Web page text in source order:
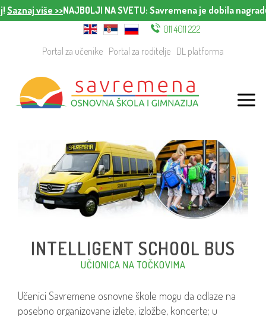
Saznaj više >>NAJBOLJI NA SVETU: Savremena je dobila
011 4011 222
Portal za učenike Portal za roditelje DL platforma
INTELLIGENT SCHOOL BUS
UČIONICA NA TOČKOVIMA
Učenici Savremene osnovne škole mogu da odlaze na
posebno organizovane izlete, izložbe, koncerte; u